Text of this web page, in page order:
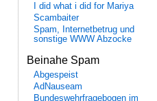
I did what i did for Mariya
Scambaiter
Spam, Internetbetrug und
sonstige WWW Abzocke
Beinahe Spam
Abgespeist
AdNauseam
Bundeswehrfragebogen im